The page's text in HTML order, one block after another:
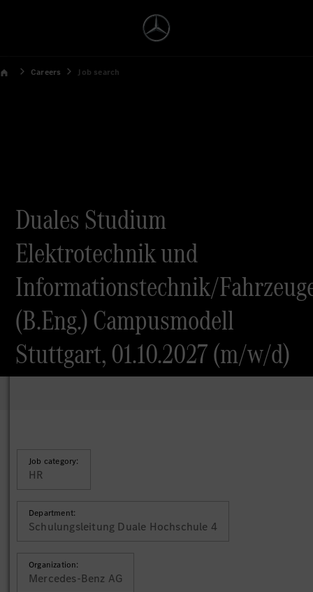
Careers Job search
Duales Studium
Elektrotechnik und
Informationstechnik/
(B.Eng.) Campusmodell
Stuttgart, 01.10.2027 (m/w/d)
Job category:
HR
Department:
Schulungsleitung Duale Hochschule 4
Organization:
Mercedes-Benz AG